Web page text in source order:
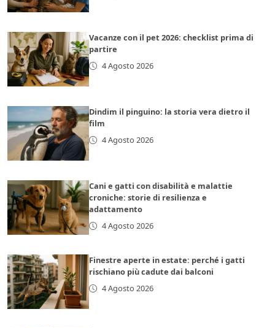
Vacanze con il pet 2026: checklist prima di
partire
4 Agosto 2026
Dindim il pinguino: la storia vera dietro il
film
4 Agosto 2026
Cani e gatti con disabilità e malattie
croniche: storie di resilienza e
adattamento
4 Agosto 2026
Finestre aperte in estate: perché i gatti
rischiano più cadute dai balconi
4 Agosto 2026